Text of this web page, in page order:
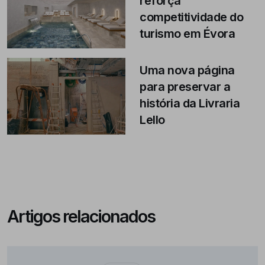
competitividade do
turismo em Évora
Uma nova página
para preservar a
história da Livraria
Lello
Artigos relacionados